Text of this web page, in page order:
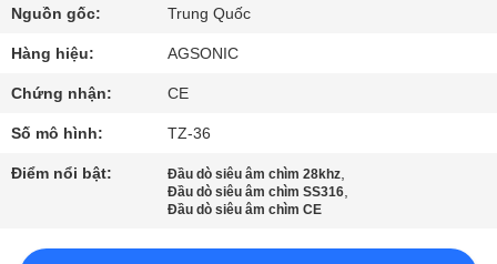
CHÚNG
TÔI
THAM
QUAN
Nguồn gốc: Trung Quốc
Hàng hiệu: AGSONIC
Chứng nhận: CE
Số mô hình: TZ-36
Điểm nổi bật: Đầu dò siêu âm chìm 28khz,
Đầu dò siêu âm chìm SS316,
Đầu dò siêu âm chìm CE